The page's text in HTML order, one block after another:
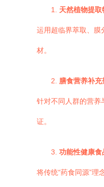
1. 天然植物提取
运用超临界萃取、膜
材。
2. 膳食营养补充
针对不同人群的营养
证。
3. 功能性健康食
将传统“药食同源”